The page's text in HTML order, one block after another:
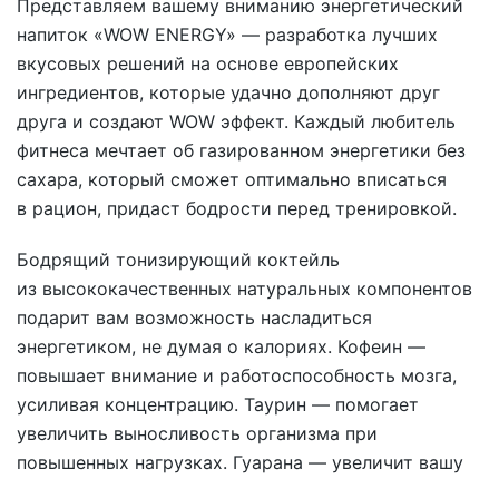
Представляем вашему вниманию энергетический
напиток «WOW ENERGY» — разработка лучших
вкусовых решений на основе европейских
ингредиентов, которые удачно дополняют друг
друга и создают WOW эффект. Каждый любитель
фитнеса мечтает об газированном энергетики без
сахара, который сможет оптимально вписаться
в рацион, придаст бодрости перед тренировкой.
Бодрящий тонизирующий коктейль
из высококачественных натуральных компонентов
подарит вам возможность насладиться
энергетиком, не думая о калориях. Кофеин —
повышает внимание и работоспособность мозга,
усиливая концентрацию. Таурин — помогает
увеличить выносливость организма при
повышенных нагрузках. Гуарана — увеличит вашу